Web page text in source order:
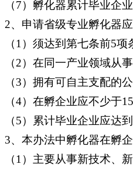
（7）孵化器累计毕业企
2、申请省级专业孵化器
（1）须达到第七条前5项
（2）在同一产业领域从
（3）拥有可自主支配的
（4）在孵企业应不少于
（5）累计毕业企业应达
3、本办法中孵化器在孵
（1）主要从事新技术、